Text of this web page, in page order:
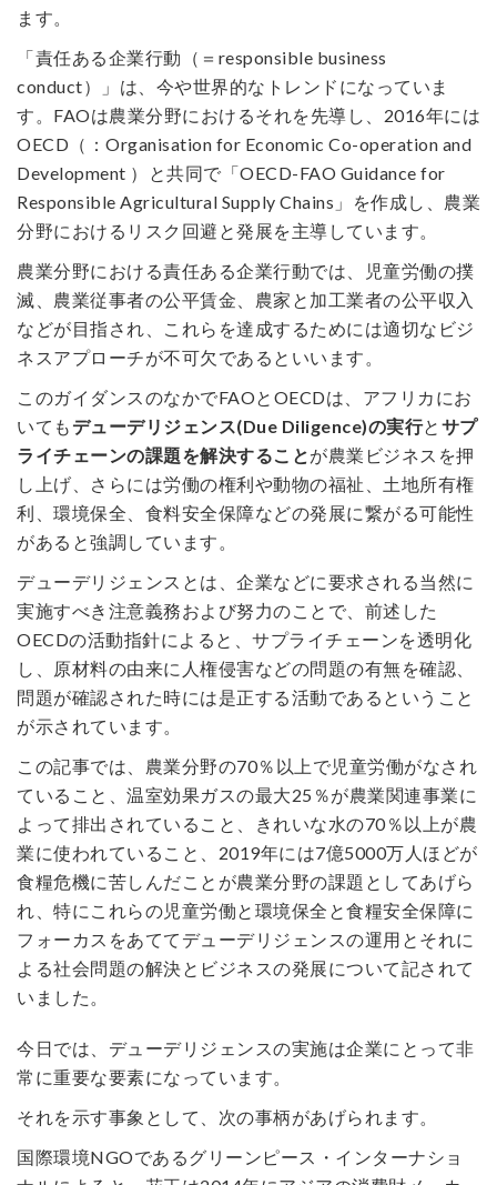
ます。
「責任ある企業行動（＝responsible business
conduct）」は、今や世界的なトレンドになっていま
す。FAOは農業分野におけるそれを先導し、2016年には
OECD（：Organisation for Economic Co-operation and
Development ）と共同で「OECD-FAO Guidance for
Responsible Agricultural Supply Chains」を作成し、農業
分野におけるリスク回避と発展を主導しています。
農業分野における責任ある企業行動では、児童労働の撲
滅、農業従事者の公平賃金、農家と加工業者の公平収入
などが目指され、これらを達成するためには適切なビジ
ネスアプローチが不可欠であるといいます。
このガイダンスのなかでFAOとOECDは、アフリカにお
いても デューデリジェンス(Due Diligence)の実行と サプ
ライチェーンの課題を解決することが農業ビジネスを押
し上げ、さらには労働の権利や動物の福祉、土地所有権
利、環境保全、食料安全保障などの発展に繋がる可能性
があると強調しています。
デューデリジェンスとは、企業などに要求される当然に
実施すべき注意義務および努力のことで、前述した
OECDの活動指針によると、サプライチェーンを透明化
し、原材料の由来に人権侵害などの問題の有無を確認、
問題が確認された時には是正する活動であるということ
が示されています。
この記事では、農業分野の70％以上で児童労働がなされ
ていること、温室効果ガスの最大25％が農業関連事業に
よって排出されていること、きれいな水の70％以上が農
業に使われていること、2019年には7億5000万人ほどが
食糧危機に苦しんだことが農業分野の課題としてあげら
れ、特にこれらの児童労働と環境保全と食糧安全保障に
フォーカスをあててデューデリジェンスの運用とそれに
よる社会問題の解決とビジネスの発展について記されて
いました。
今日では、デューデリジェンスの実施は企業にとって非
常に重要な要素になっています。
それを示す事象として、次の事柄があげられます。
国際環境NGOであるグリーンピース・インターナショ